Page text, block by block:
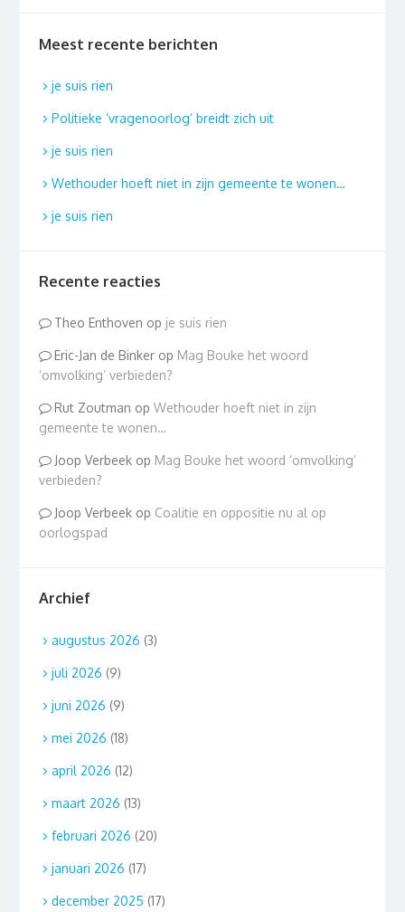
Meest recente berichten
je suis rien
Politieke ‘vragenoorlog’ breidt zich uit
je suis rien
Wethouder hoeft niet in zijn gemeente te wonen…
je suis rien
Recente reacties
Theo Enthoven op je suis rien
Eric-Jan de Binker op Mag Bouke het woord
‘omvolking’ verbieden?
Rut Zoutman opWethouder hoeft niet in zijn
gemeente te wonen…
Joop Verbeek op Mag Bouke het woord ‘omvolking’
verbieden?
Joop Verbeek op Coalitie en oppositie nu al op
oorlogspad
Archief
augustus 2026 (3)
juli 2026 (9)
juni 2026 (9)
mei 2026 (18)
april 2026 (12)
maart 2026 (13)
februari 2026 (20)
januari 2026 (17)
december 2025 (17)